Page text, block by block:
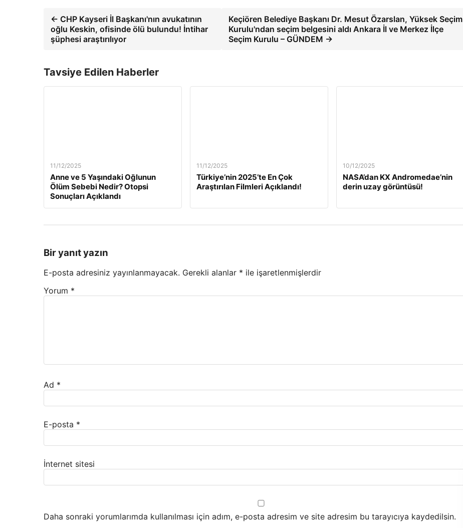
← CHP Kayseri İl Başkanı'nın avukatının
oğlu Keskin, ofisinde ölü bulundu! İntihar
şüphesi araştırılıyor
Keçiören Belediye Başkanı Dr. Mesut Özarslan, Yüksek Seçim
Kurulu'ndan seçim belgesini aldı Ankara İl ve Merkez İlçe
Seçim Kurulu – GÜNDEM →
Tavsiye Edilen Haberler
11/12/2025
Anne ve 5 Yaşındaki Oğlunun
Ölüm Sebebi Nedir? Otopsi
Sonuçları Açıklandı
11/12/2025
Türkiye’nin 2025’te En Çok
Araştırılan Filmleri Açıklandı!
10/12/2025
NASA’dan KX Andromedae’nin
derin uzay görüntüsü!
Bir yanıt yazın
E-posta adresiniz yayınlanmayacak. Gerekli alanlar * ile işaretlenmişlerdir
Yorum *
Ad *
E-posta *
İnternet sitesi
Daha sonraki yorumlarımda kullanılması için adım, e-posta adresim ve site adresim bu tarayıcıya kaydedilsin.